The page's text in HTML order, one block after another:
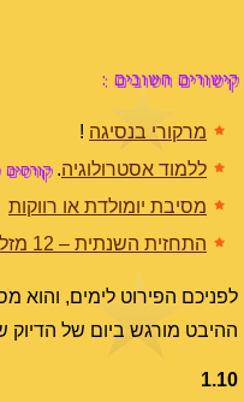
קישורים חשובים :
מרקורי בנסיגה !
ללמוד אסטרולוגיה.
מסיבת יומולדת או רווקות
התחזית השנתית – 12 מזלות
לפניכם הפירוט לימים, והוא
ההיבט מורגש ביום של הדיוק
1.10